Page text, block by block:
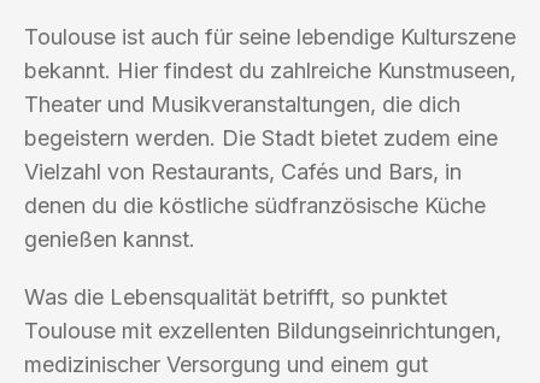
Toulouse ist auch für seine lebendige Kulturszene
bekannt. Hier findest du zahlreiche Kunstmuseen,
Theater und Musikveranstaltungen, die dich
begeistern werden. Die Stadt bietet zudem eine
Vielzahl von Restaurants, Cafés und Bars, in
denen du die köstliche südfranzösische Küche
genießen kannst.
Was die Lebensqualität betrifft, so punktet
Toulouse mit exzellenten Bildungseinrichtungen,
medizinischer Versorgung und einem gut